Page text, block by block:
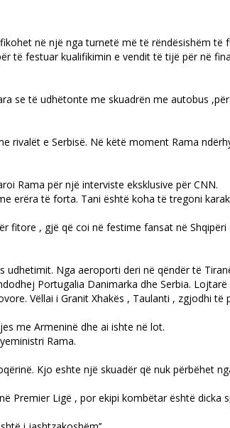
në një nga turnetë më të rëndësishëm të
të festuar kualifikimin e vendit të tijë për në
se të udhëtonte me skuadrën me autobus
rivalët e Serbisë. Në këtë moment Rama
Rama për një interviste eksklusive për CNN.
erëra të forta. Tani është koha të tregoni
fitore , gjë që coi në festime fansat në Shqipëri
Nga aeroporti deri në qëndër të
Portugalia Danimarka dhe Serbia. Lojtarë
Vëllai i Granit Xhakës , Taulanti , zgjodhi të
me Armeninë dhe ai ishte në lot.
Rama.
Kjo eshte një skuadër që nuk përbëhet
Premier Ligë , por ekipi kombëtar është dicka